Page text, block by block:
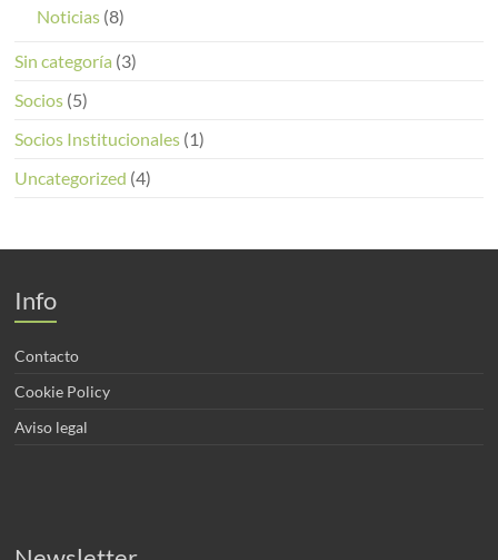
Noticias (8)
Sin categoría (3)
Socios (5)
Socios Institucionales (1)
Uncategorized (4)
Info
Contacto
Cookie Policy
Aviso legal